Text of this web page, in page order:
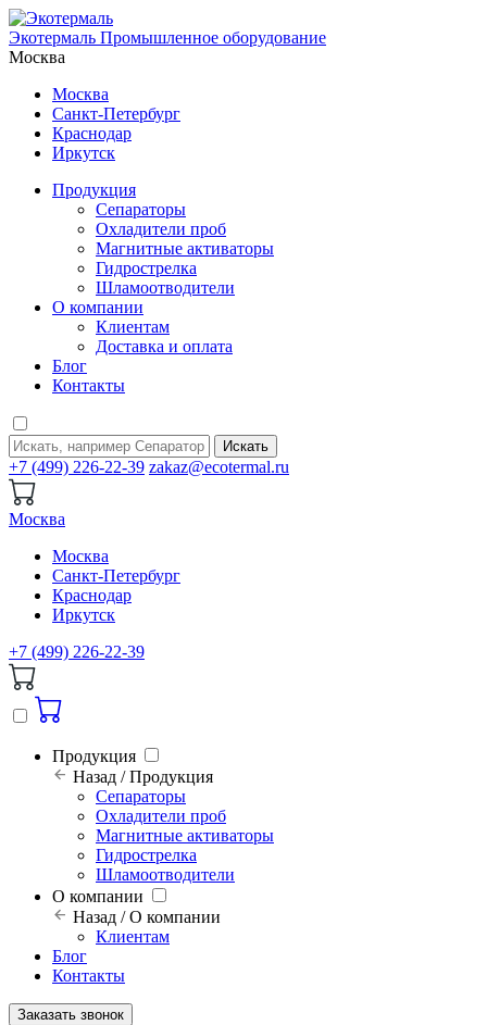
Экотермаль Промышленное оборудование
Москва
Москва
Санкт-Петербург
Краснодар
Иркутск
Продукция
Сепараторы
Охладители проб
Магнитные активаторы
Гидрострелка
Шламоотводители
О компании
Клиентам
Доставка и оплата
Блог
Контакты
Искать
+7 (499) 226-22-39 zakaz@ecotermal.ru
Москва
Москва
Санкт-Петербург
Краснодар
Иркутск
+7 (499) 226-22-39
Продукция
Назад / Продукция
Сепараторы
Охладители проб
Магнитные активаторы
Гидрострелка
Шламоотводители
О компании
Назад / О компании
Клиентам
Блог
Контакты
Заказать звонок